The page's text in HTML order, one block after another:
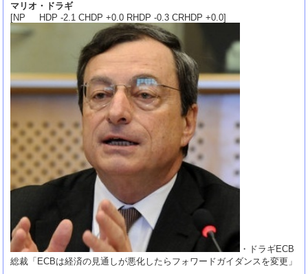
マリオ・ドラギ
[NP HDP -2.1 CHDP +0.0 RHDP -0.3 CRHDP +0.0]
・ドラギECB
総裁「ECBは経済の見通しが悪化したらフォワードガイダンスを変更」